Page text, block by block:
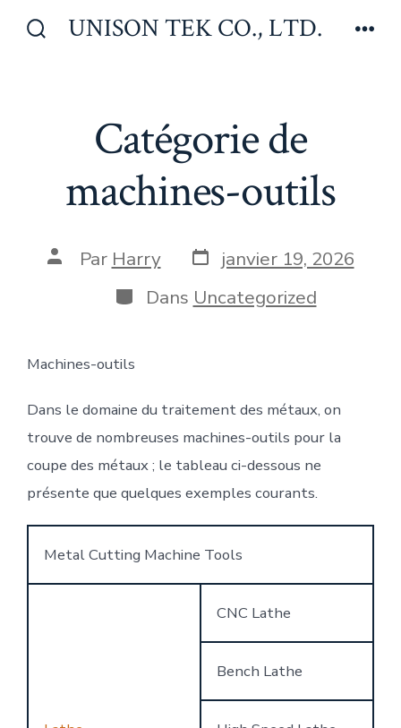
UNISON TEK CO., LTD.
Catégorie de
machines-outils
Auteur
publication
Par Harry Date
de
publication
janvier 19, 2026
Catégories
Dans Uncategorized
Machines-outils
Dans le domaine du traitement des métaux, on
trouve de nombreuses machines-outils pour la
coupe des métaux ; le tableau ci-dessous ne
présente que quelques exemples courants.
Metal Cutting Machine Tools
CNC Lathe
Bench Lathe